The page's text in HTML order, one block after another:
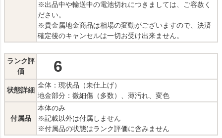
※出品中や輸送中の電池切れにつきましては、ご容赦く
ださい。
※貴金属地金商品は相場の変動がございますので、決済
確定後のキャンセルは一切お受け出来ません。
ランク評
価
6
状態詳細
全体：現状品（未仕上げ）
地金部分：微細傷（多数）、薄汚れ、変色
付属品
本体のみ
※記載以外は付属しません
※付属品の状態はランク評価に含みません